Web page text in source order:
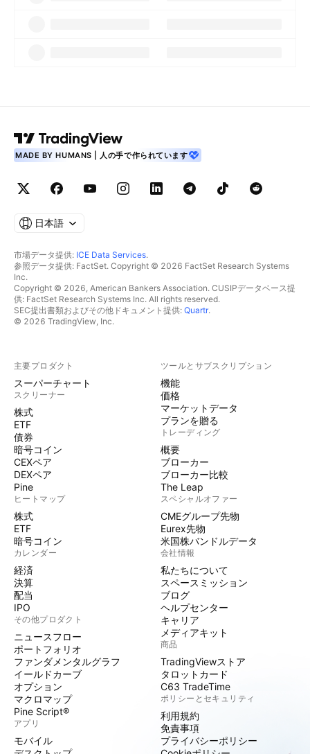
MADE BY HUMANS | 人の手で作られています
日本語
市場データ提供: ICE Data Services.
参照データ提供: FactSet. Copyright © 2026 FactSet Research Systems
Inc.
Copyright © 2026, American Bankers Association. CUSIPデータベース提
供: FactSet Research Systems Inc. All rights reserved.
SEC提出書類およびその他ドキュメント提供: Quartr.
© 2026 TradingView, Inc.
主要プロダクト
スーパーチャート
スクリーナー
株式
ETF
債券
暗号コイン
CEXペア
DEXペア
Pine
ヒートマップ
株式
ETF
暗号コイン
カレンダー
経済
決算
配当
IPO
その他プロダクト
ニュースフロー
ポートフォリオ
ファンダメンタルグラフ
イールドカーブ
オプション
マクロマップ
Pine Script®
アプリ
モバイル
ツールとサブスクリプション
機能
価格
マーケットデータ
プランを贈る
トレーディング
概要
ブローカー
ブローカー比較
The Leap
スペシャルオファー
CMEグループ先物
Eurex先物
米国株バンドルデータ
会社情報
私たちについて
スペースミッション
ブログ
ヘルプセンター
キャリア
メディアキット
商品
TradingViewストア
タロットカード
C63 TradeTime
ポリシーとセキュリティ
利用規約
免責事項
プライバシーポリシー